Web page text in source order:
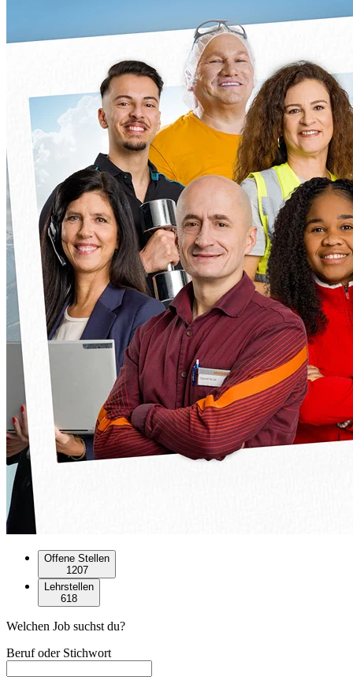
Offene Stellen
1207
Lehrstellen
618
Welchen Job suchst du?
Beruf oder Stichwort